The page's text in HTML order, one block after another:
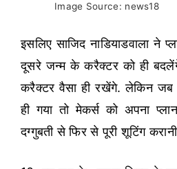
Image Source: news18
इसलिए साजिद नाडियाडवाला ने
दूसरे जन्म के करैक्टर को ही
करैक्टर वैसा ही रखेंगे. लेकिन जब
ही गया तो मेकर्स को अपना
दग्गुबती से फिर से पूरी शूटिंग